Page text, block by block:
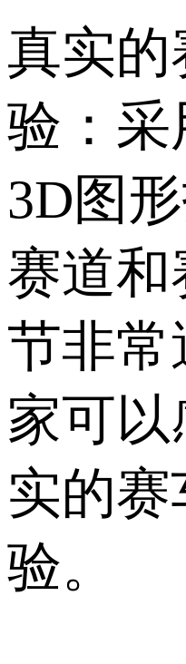
真实的
验：采
3D图
赛道和
节非常
家可
实的
验。